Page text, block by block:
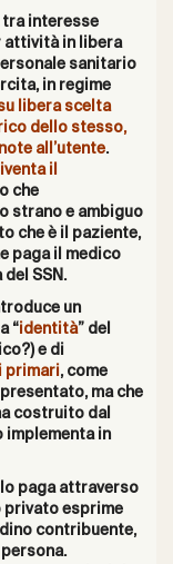
tra interesse
attività in libera
sanitario
in regime
libera scelta
dello stesso,
all’utente.
il
che
strano e ambiguo
che è il paziente,
paga il medico
SSN.
un
“identità” del
e di
primari, come
ma che
costruito dal
implementa in
paga attraverso
privato esprime
contribuente,